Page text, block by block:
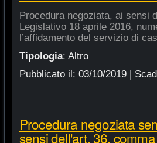
Procedura negoziata, ai sensi
Legislativo 18 aprile 2016,
l’affidamento del servizio di
Tipologia: Altro
Pubblicato il: 03/10/2019|
Procedura negoziata
sensi dell'art. 36,